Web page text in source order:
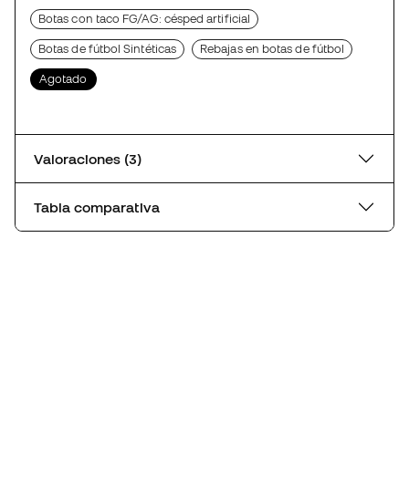
Botas con taco FG/AG: césped artificial
Botas de fútbol Sintéticas Rebajas en botas de fútbol
Agotado
Valoraciones (3)
Tabla comparativa